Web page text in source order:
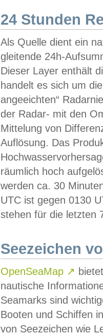
24 Stunden
Als Quelle dient ein
gleitende 24h-
Dieser Layer enthält
handelt es sich um
angeeichten“
der Radar- mit den
Mittelung von
Auflösung. Das
räumlich hoch
werden ca. 30
UTC ist gegen 0130
stehen für die letzten
Seezeichen
OpenSeaMap ↗
nautische
Seamarks sind
Booten und Schiffen
von Seezeichen wie